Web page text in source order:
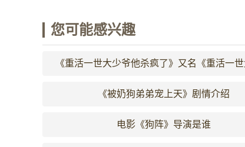
您可能感兴趣
《重活一世大少爷他杀疯了》又名《重活一
不当舔狗了》剧情介绍
《被奶狗弟弟宠上天》剧情介绍
电影《狗阵》导演是谁